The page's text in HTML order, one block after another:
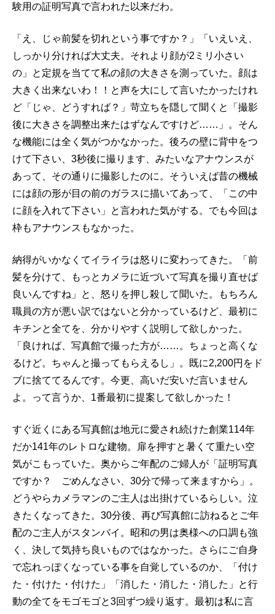
験用の証明写真で言われた以来だわ。
「え、じゃ前髪を切れという事ですか？」「いえいえ、
しっかり分ければ大丈夫。それより顔が2ミリ小さい
の」と定規を当てて私の顔の大きさを測っていた。顔は
大きく出来ないわ！！と声を大にして言いたかったけれ
ど「じゃ、どうすれば？」苛立ちを隠して聞くと「撮影
後に大きさを調整出来たはずなんですけど……」。そん
な機能には全く気がつかなかった。後ろの壁に背中をつ
けて下さい、3秒後に撮ります、みたいなアナウンスが
あって、その通りに撮影したのに。そういえば昔の機械
には顔の形が目の前のガラスに描いてあって、「この中
に顔を入れて下さい」と言われた気がする。でも今回は
枠もアナウンスもなかった。
納得がいかなくてイライラは怒りに変わってきた。「前
髪を分けて、もっとカメラに近づいて写真を撮り直せば
良いんですね」と、怒りを押し殺して聞いた。もちろん
職員の方が悪い訳ではないと分かっているけど、最初に
キチンと全てを、分かりやすく説明して欲しかった。
「良ければ、写真館で撮った方が……。ちょっと高くな
るけど。ちゃんと撮ってもらえるし」。既に2,200円をド
ブに捨ててるんです。今更、高いだ安いだ言いません
よ。って言うか、1番最初に提案して欲しかった！
すぐ近くにある写真館は地元に愛され続けた創業114年
だか141年のレトロな建物。扉を押すと暑くて重たい空
気がこもっていた。奥からご年配のご婦人が「証明写真
ですか？ ごめんなさい、30分で帰って来ますから」。
どうやらカメラマンのご主人は出掛けているらしい。泣
きたくなってきた。30分後、再び写真館に訪ねるとご年
配のご主人がスタンバイ。昭和の男は奥様への口調も強
く、決して気持ち良いものではなかった。さらにご自身
で忘れっぽくなっている事を自覚しているのか、「付け
た・付けた・付けた」「消した・消した・消した」と行
動の全てをモゴモゴと3回ずつ繰り返す。最初は私に言